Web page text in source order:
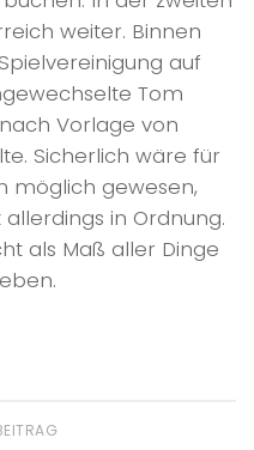
weiter. Binnen
auf
Tom
Vorlage von
Sicherlich wäre für
möglich gewesen,
in Ordnung.
als Maß aller Dinge